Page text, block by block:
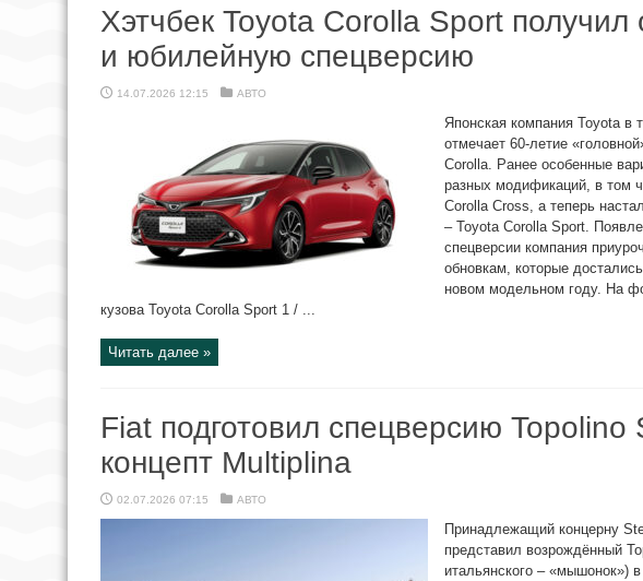
Хэтчбек Toyota Corolla Sport получил
и юбилейную спецверсию
14.07.2026 12:15 АВТО
Японская компания Toyota в
отмечает 60-летие
Corolla. Ранее особенные
разных модификаций, в том
Corolla Cross, а теперь
– Toyota Corolla Sport.
спецверсии компания
обновкам, которые
новом модельном году. На
кузова Toyota Corolla Sport 1 / ...
Читать далее »
Fiat подготовил спецверсию Topolino
концепт Multiplina
02.07.2026 07:15 АВТО
Принадлежащий концерну
представил возрождённый
итальянского – «мышонок»)